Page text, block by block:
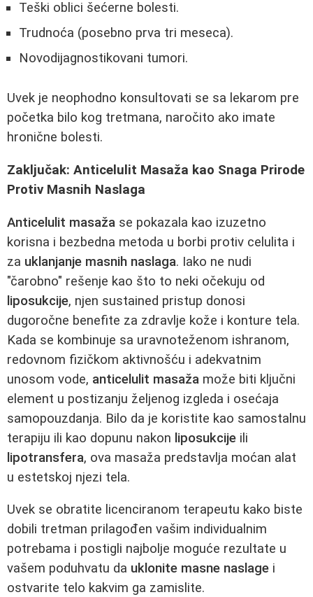
Teški oblici šećerne bolesti.
Trudnoća (posebno prva tri meseca).
Novodijagnostikovani tumori.
Uvek je neophodno konsultovati se sa lekarom pre
početka bilo kog tretmana, naročito ako imate
hronične bolesti.
Zaključak: Anticelulit Masaža kao Snaga Prirode
Protiv Masnih Naslaga
Anticelulit masaža se pokazala kao izuzetno
korisna i bezbedna metoda u borbi protiv celulita i
za uklanjanje masnih naslaga. Iako ne nudi
"čarobno" rešenje kao što to neki očekuju od
liposukcije, njen sustained pristup donosi
dugoročne benefite za zdravlje kože i konture tela.
Kada se kombinuje sa uravnoteženom ishranom,
redovnom fizičkom aktivnošću i adekvatnim
unosom vode, anticelulit masaža može biti ključni
element u postizanju željenog izgleda i osećaja
samopouzdanja. Bilo da je koristite kao samostalnu
terapiju ili kao dopunu nakon liposukcije ili
lipotransfera, ova masaža predstavlja moćan alat
u estetskoj njezi tela.
Uvek se obratite licenciranom terapeutu kako biste
dobili tretman prilagođen vašim individualnim
potrebama i postigli najbolje moguće rezultate u
vašem poduhvatu da uklonite masne naslage i
ostvarite telo kakvim ga zamislite.